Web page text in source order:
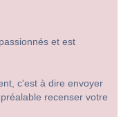
et est
c'est à dire envoyer
recenser votre